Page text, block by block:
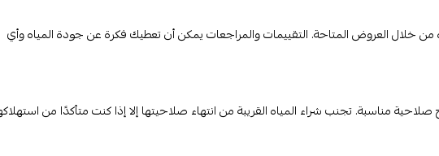
من خلال العروض المتاحة. التقييمات والمراجعات يمكن أن تعطيك فكرة عن جودة المياه وأي
مناسبة. تجنب شراء المياه القريبة من انتهاء صلاحيتها إلا إذا كنت متأكدًا من